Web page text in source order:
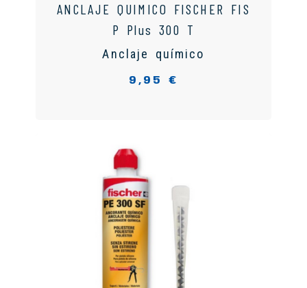
ANCLAJE QUIMICO FISCHER FIS
P Plus 300 T
Anclaje químico
9,95 €